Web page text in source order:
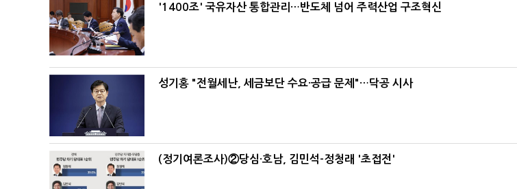
'1400조' 국유자산 통합관리…반도체 넘어 주력산업 구조혁신
성기홍 "전월세난, 세금보단 수요·공급 문제"…닥공 시사
(정기여론조사)②당심·호남, 김민석-정청래 '초접전'